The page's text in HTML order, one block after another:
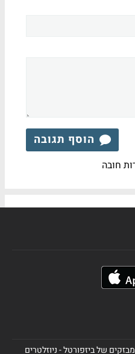
הוסף תגובה
חובה
של ביזפורטל - ניוזלטרים